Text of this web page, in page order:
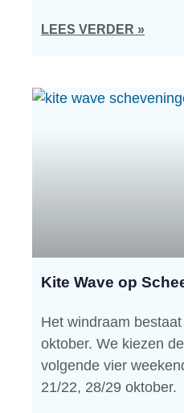
LEES VERDER »
Kite Wave op
Het windraam
oktober. We kiezen
volgende vier
21/22, 28/29 oktober.